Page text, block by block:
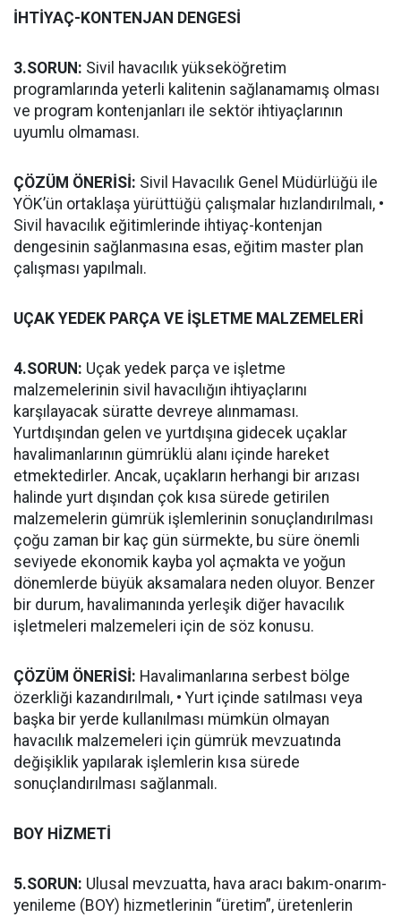
İHTİYAÇ-KONTENJAN DENGESİ
3.SORUN: Sivil havacılık yükseköğretim
programlarında yeterli kalitenin sağlanamamış olması
ve program kontenjanları ile sektör ihtiyaçlarının
uyumlu olmaması.
ÇÖZÜM ÖNERİSİ: Sivil Havacılık Genel Müdürlüğü ile
YÖK’ün ortaklaşa yürüttüğü çalışmalar hızlandırılmalı, •
Sivil havacılık eğitimlerinde ihtiyaç-kontenjan
dengesinin sağlanmasına esas, eğitim master plan
çalışması yapılmalı.
UÇAK YEDEK PARÇA VE İŞLETME MALZEMELERİ
4.SORUN: Uçak yedek parça ve işletme
malzemelerinin sivil havacılığın ihtiyaçlarını
karşılayacak süratte devreye alınmaması.
Yurtdışından gelen ve yurtdışına gidecek uçaklar
havalimanlarının gümrüklü alanı içinde hareket
etmektedirler. Ancak, uçakların herhangi bir arızası
halinde yurt dışından çok kısa sürede getirilen
malzemelerin gümrük işlemlerinin sonuçlandırılması
çoğu zaman bir kaç gün sürmekte, bu süre önemli
seviyede ekonomik kayba yol açmakta ve yoğun
dönemlerde büyük aksamalara neden oluyor. Benzer
bir durum, havalimanında yerleşik diğer havacılık
işletmeleri malzemeleri için de söz konusu.
ÇÖZÜM ÖNERİSİ: Havalimanlarına serbest bölge
özerkliği kazandırılmalı, • Yurt içinde satılması veya
başka bir yerde kullanılması mümkün olmayan
havacılık malzemeleri için gümrük mevzuatında
değişiklik yapılarak işlemlerin kısa sürede
sonuçlandırılması sağlanmalı.
BOY HİZMETİ
5.SORUN: Ulusal mevzuatta, hava aracı bakım-onarım-
yenileme (BOY) hizmetlerinin “üretim”, üretenlerin